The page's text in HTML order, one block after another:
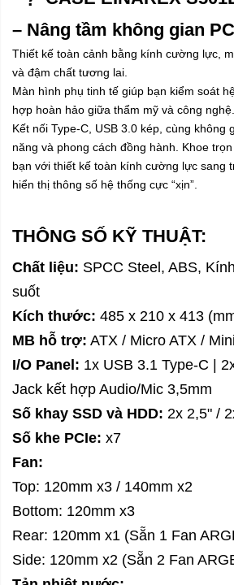
– Nâng tầm không gian
Thiết kế toàn cảnh bằng kính cường lực,
và đậm chất tương lai.
Màn hình phụ tinh tế giúp bạn kiểm soát
hợp hoàn hảo giữa thẩm mỹ và công nghệ.
Kết nối Type-C, USB 3.0 kép, cùng không
năng và phong cách đồng hành. Khoe
bạn với thiết kế toàn kính cường lực sang
hiển thị thông số hệ thống cực “xịn”.
THÔNG SỐ KỸ THUẬT:
Chất liệu: SPCC Steel, ABS,
suốt
Kích thước: 485 x 210 x 413
MB hỗ trợ: ATX / Micro ATX /
I/O Panel: 1x USB 3.1 Type-C |
Jack kết hợp Audio/Mic 3,5mm
Số khay SSD và HDD: 2x 2,5" /
Số khe PCIe: x7
Fan:
Top: 120mm x3 / 140mm x2
Bottom: 120mm x3
Rear: 120mm x1 (Sẵn 1 Fan
Side: 120mm x2 (Sẵn 2 Fan